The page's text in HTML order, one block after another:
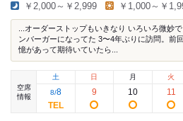
￥2,000～￥2,999 ￥1,000～￥
...オーダーストップもいきなり いろいろ微妙
ンバーガーになってた 3〜4年ぶりに訪問。前回
憶があって期待いていたら...
空席
情報
土
8/8
日
9
月
10
火
11